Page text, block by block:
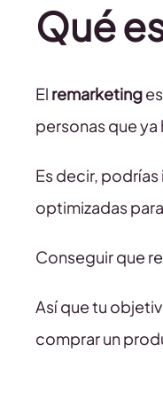
Qué
El remarketing
personas que
Es decir, podrías
optimizadas
Conseguir que
Así que tu
comprar un